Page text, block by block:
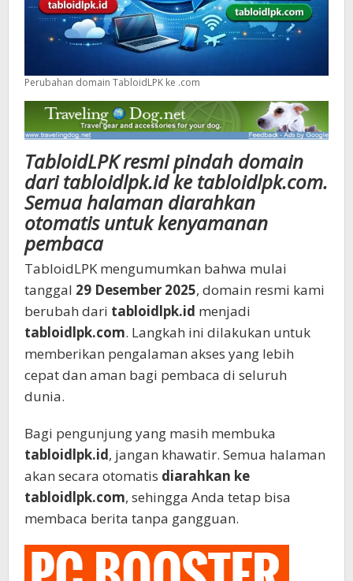
Perubahan domain TabloidLPK ke .com
TabloidLPK resmi pindah domain
dari tabloidlpk.id ke tabloidlpk.com.
Semua halaman diarahkan
otomatis untuk kenyamanan
pembaca
TabloidLPK mengumumkan bahwa mulai
tanggal 29 Desember 2025, domain resmi kami
berubah dari tabloidlpk.id menjadi
tabloidlpk.com. Langkah ini dilakukan untuk
memberikan pengalaman akses yang lebih
cepat dan aman bagi pembaca di seluruh
dunia.
Bagi pengunjung yang masih membuka
tabloidlpk.id, jangan khawatir. Semua halaman
akan secara otomatis diarahkan ke
tabloidlpk.com, sehingga Anda tetap bisa
membaca berita tanpa gangguan.